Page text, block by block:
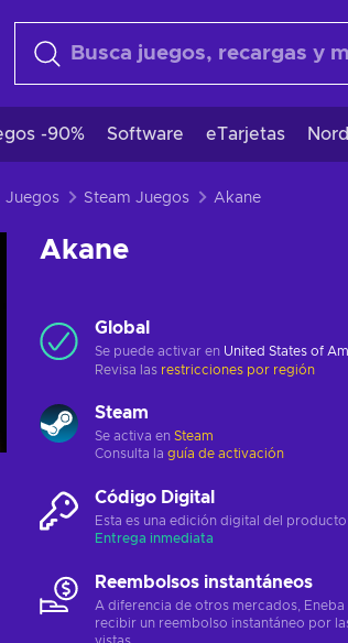
-90% Software eTarjetas
Juegos Steam Juegos Akane
Akane
Global
Se puede activar en United States of
Revisa las restricciones por región
Steam
Se activa en Steam
Consulta la guía de activación
Código Digital
Esta es una edición digital del producto
Entrega inmediata
Reembolsos instantáneos
A diferencia de otros mercados,
recibir un reembolso instantáneo por